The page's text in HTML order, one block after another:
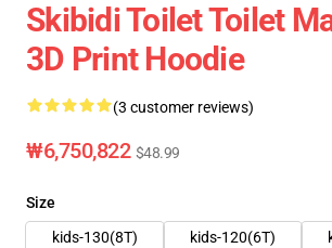
Skibidi Toilet Toilet
3D Print Hoodie
(3 customer reviews)
₩6,750,822 $48.99
Size
kids-130(8T)
kids-120(6T)